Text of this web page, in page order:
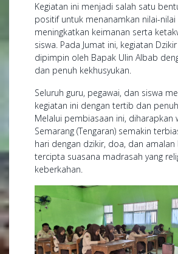
Kegiatan ini menjadi salah satu
positif untuk menanamkan nilai-
meningkatkan keimanan serta
siswa. Pada Jumat ini, kegiatan
dipimpin oleh Bapak Ulin Albab
dan penuh kekhusyukan.
Seluruh guru, pegawai, dan siswa
kegiatan ini dengan tertib dan
Melalui pembiasaan ini, diharapkan
Semarang (Tengaran) semakin
hari dengan dzikir, doa, dan amalan
tercipta suasana madrasah yang
keberkahan.